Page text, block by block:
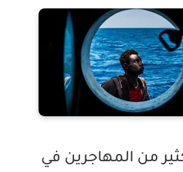
من المهاجرين في